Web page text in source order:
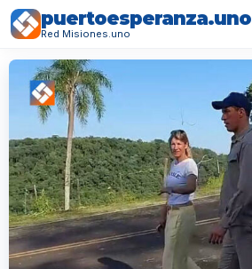
puertoesperanza.uno
Red Misiones.uno